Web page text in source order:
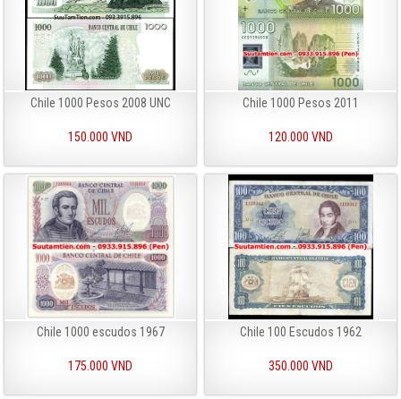
Chile 1000 Pesos 2008 UNC
150.000 VND
Chile 1000 Pesos 2011
120.000 VND
Chile 1000 escudos 1967
175.000 VND
Chile 100 Escudos 1962
350.000 VND